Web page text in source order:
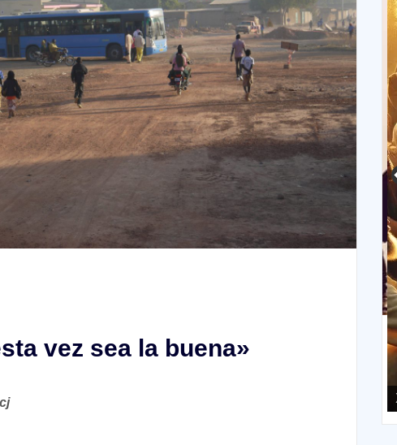
vez sea la buena»